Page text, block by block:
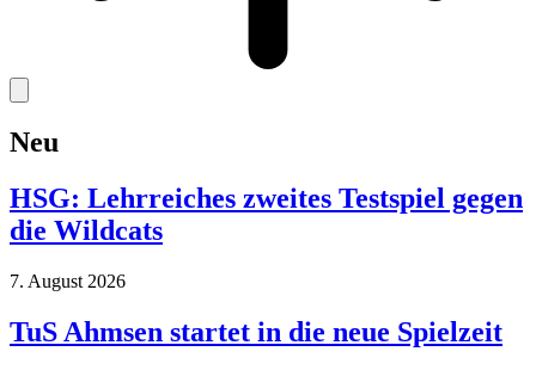
Neu
HSG: Lehrreiches zweites Testspiel gegen
die Wildcats
7. August 2026
TuS Ahmsen startet in die neue Spielzeit